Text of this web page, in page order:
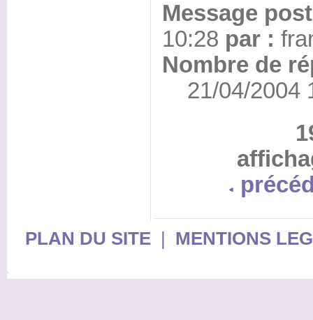
Message
10:28 par :
Nombre de
21/04/2004
PLAN DU SITE| MENTIONS